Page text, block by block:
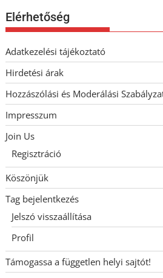
Elérhetőség
Adatkezelési tájékoztató
Hirdetési árak
Hozzászólási és Moderálási
Impresszum
Join Us
Regisztráció
Köszönjük
Tag bejelentkezés
Jelszó visszaállítása
Profil
Támogassa a független helyi sajtót!